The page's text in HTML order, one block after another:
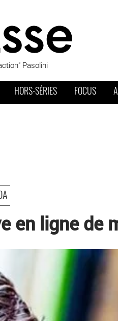
Pasolini
HORS-SÉRIES FOCUS
en ligne de